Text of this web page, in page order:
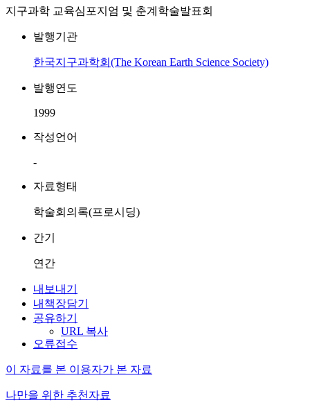
지구과학 교육심포지엄 및 춘계학술발표회
발행기관
한국지구과학회(The Korean Earth Science Society)
발행연도
1999
작성언어
-
자료형태
학술회의록(프로시딩)
간기
연간
내보내기
내책장담기
공유하기
URL 복사
오류접수
이 자료를 본 이용자가 본 자료
나만을 위한 추천자료